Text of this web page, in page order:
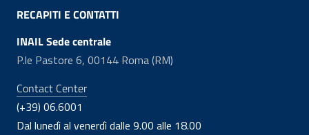
RECAPITI E CONTATTI
INAIL Sede centrale
P.le Pastore 6, 00144 Roma (RM)
Contact Center
(+39) 06.6001
Dal lunedì al venerdì dalle 9.00 alle 18.00